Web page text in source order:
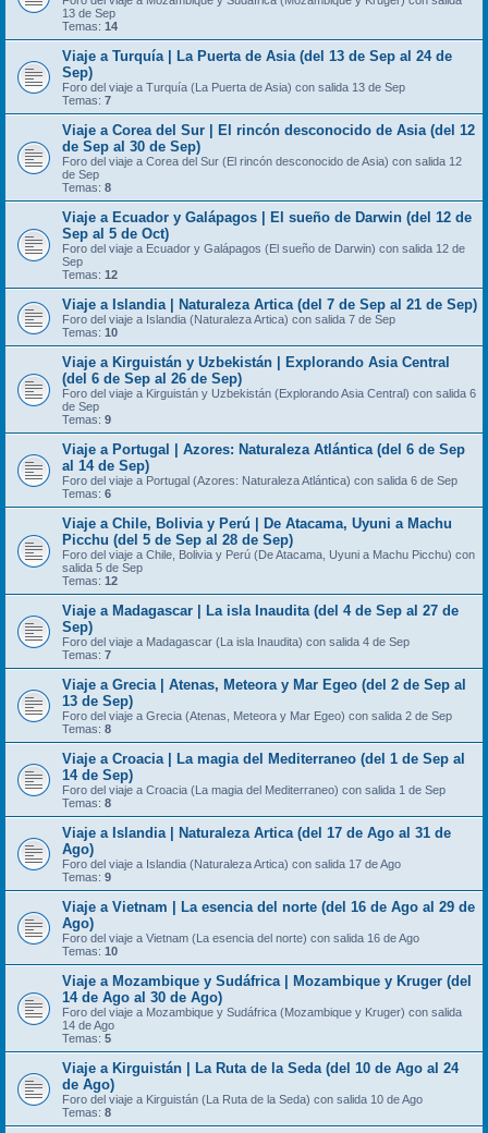
13 de Sep
Temas: 14
Viaje a Turquía | La Puerta de Asia (del 13 de Sep al 24 de
Sep)
Foro del viaje a Turquía (La Puerta de Asia) con salida 13 de Sep
Temas: 7
Viaje a Corea del Sur | El rincón desconocido de Asia (del 12
de Sep al 30 de Sep)
Foro del viaje a Corea del Sur (El rincón desconocido de Asia) con salida 12
de Sep
Temas: 8
Viaje a Ecuador y Galápagos | El sueño de Darwin (del 12 de
Sep al 5 de Oct)
Foro del viaje a Ecuador y Galápagos (El sueño de Darwin) con salida 12 de
Sep
Temas: 12
Viaje a Islandia | Naturaleza Artica (del 7 de Sep al 21 de Sep)
Foro del viaje a Islandia (Naturaleza Artica) con salida 7 de Sep
Temas: 10
Viaje a Kirguistán y Uzbekistán | Explorando Asia Central
(del 6 de Sep al 26 de Sep)
Foro del viaje a Kirguistán y Uzbekistán (Explorando Asia Central) con salida 6
de Sep
Temas: 9
Viaje a Portugal | Azores: Naturaleza Atlántica (del 6 de Sep
al 14 de Sep)
Foro del viaje a Portugal (Azores: Naturaleza Atlántica) con salida 6 de Sep
Temas: 6
Viaje a Chile, Bolivia y Perú | De Atacama, Uyuni a Machu
Picchu (del 5 de Sep al 28 de Sep)
Foro del viaje a Chile, Bolivia y Perú (De Atacama, Uyuni a Machu Picchu) con
salida 5 de Sep
Temas: 12
Viaje a Madagascar | La isla Inaudita (del 4 de Sep al 27 de
Sep)
Foro del viaje a Madagascar (La isla Inaudita) con salida 4 de Sep
Temas: 7
Viaje a Grecia | Atenas, Meteora y Mar Egeo (del 2 de Sep al
13 de Sep)
Foro del viaje a Grecia (Atenas, Meteora y Mar Egeo) con salida 2 de Sep
Temas: 8
Viaje a Croacia | La magia del Mediterraneo (del 1 de Sep al
14 de Sep)
Foro del viaje a Croacia (La magia del Mediterraneo) con salida 1 de Sep
Temas: 8
Viaje a Islandia | Naturaleza Artica (del 17 de Ago al 31 de
Ago)
Foro del viaje a Islandia (Naturaleza Artica) con salida 17 de Ago
Temas: 9
Viaje a Vietnam | La esencia del norte (del 16 de Ago al 29 de
Ago)
Foro del viaje a Vietnam (La esencia del norte) con salida 16 de Ago
Temas: 10
Viaje a Mozambique y Sudáfrica | Mozambique y Kruger (del
14 de Ago al 30 de Ago)
Foro del viaje a Mozambique y Sudáfrica (Mozambique y Kruger) con salida
14 de Ago
Temas: 5
Viaje a Kirguistán | La Ruta de la Seda (del 10 de Ago al 24
de Ago)
Foro del viaje a Kirguistán (La Ruta de la Seda) con salida 10 de Ago
Temas: 8